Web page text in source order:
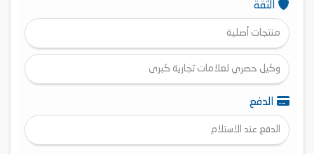
الثقة
منتجات أصلية
وكيل حصري لعلامات تجارية كبرى
الدفع
الدفع عند الاستلام